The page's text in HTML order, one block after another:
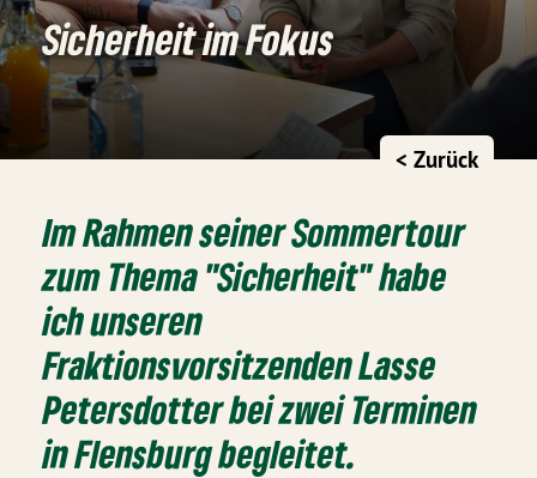
Sicherheit im Fokus
< Zurück
Im Rahmen seiner Sommertour
zum Thema "Sicherheit" habe
ich unseren
Fraktionsvorsitzenden Lasse
Petersdotter bei zwei Terminen
in Flensburg begleitet.